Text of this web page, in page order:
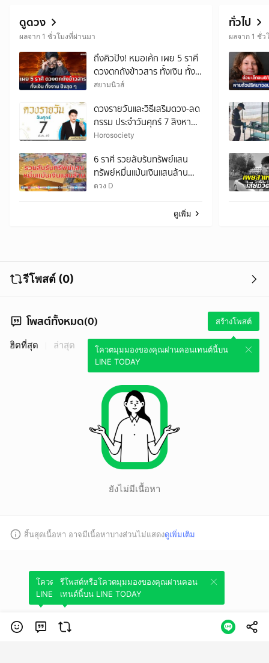
ดูดวง
ผลจาก 1 ชั่วโมงที่ผ่านมา
ถึงคิวปัง! หมอเค้ก เผย 5 ราศี
ดวงตกถังข้าวสาร ทั้งเงิน ทั้ง
งาน ปังสุด ๆ
สยามนิวส์
ดวงรายวันและวิธีเสริมดวง-ลด
กรรม ประจำวันศุกร์ 7 สิงหาคม
2569
Horosociety
6 ราศี รวยลับรับทรัพย์แสน
ทรัพย์หมื่นแม้นเงินแสนล้าน
รายได้ยังมั่นคง มีโชคลาภไม่
ดวง D
ดูเพิ่ม
ทั่วไป
ผลจาก 1 ชั่
รีโพสต์ (0)
โพสต์ทั้งหมด(0) สร้างโพสต์
โควตมุมมองของคุณผ่านคอนเทนต์นี้บน
LINE TODAY
ฮิตที่สุด ล่าสุด
ยังไม่มีเนื้อหา
สิ้นสุดเนื้อหา อาจมีเนื้อหาบางส่วนไม่แสดงดูเพิ่มเติม
โควตมุมมองของคุณผ่านคอนเทนต์นี้บน
LINE TODAY
รีโพสต์หรือโควตมุมมองของคุณผ่านคอน
เทนต์นี้บน LINE TODAY